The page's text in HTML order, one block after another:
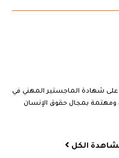
شهادة الماجستير المهني في
بمجال حقوق الإنسان
الكل